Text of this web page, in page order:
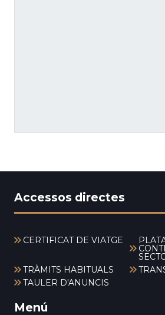
Accessos directes
CERTIFICAT DE VIATGE
TRÀMITS HABITUALS
TAULER D'ANUNCIS
Menú